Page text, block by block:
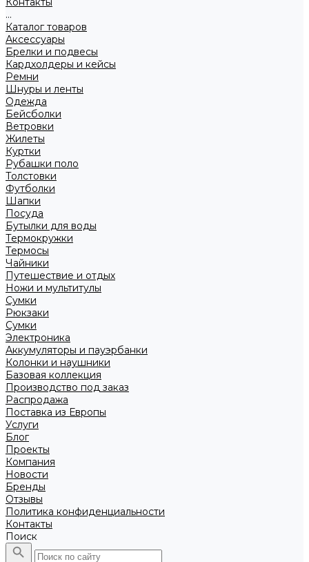
...
Каталог товаров
Аксессуары
Брелки и подвесы
Кардхолдеры и кейсы
Ремни
Шнуры и ленты
Одежда
Бейсболки
Ветровки
Жилеты
Куртки
Рубашки поло
Толстовки
Футболки
Шапки
Посуда
Бутылки для воды
Термокружки
Термосы
Чайники
Путешествие и отдых
Ножи и мультитулы
Сумки
Рюкзаки
Сумки
Электроника
Аккумуляторы и пауэрбанки
Колонки и наушники
Базовая коллекция
Производство под заказ
Распродажа
Поставка из Европы
Услуги
Блог
Проекты
Компания
Новости
Бренды
Отзывы
Политика конфиденциальности
Контакты
Поиск